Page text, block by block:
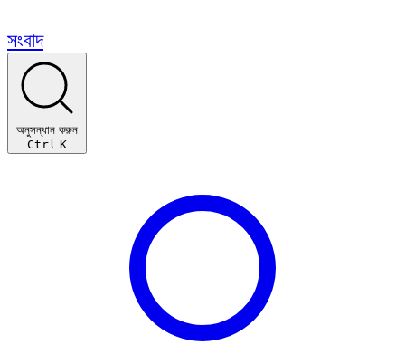
সংবাদ
অনুসন্ধান করুন
Ctrl K